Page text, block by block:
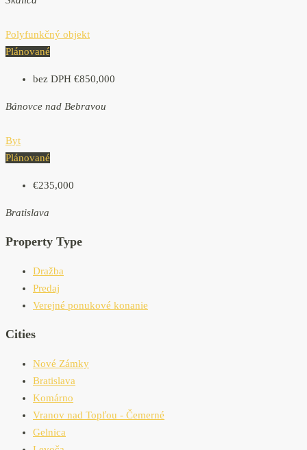
Polyfunkčný objekt
Plánované
bez DPH €850,000
Bánovce nad Bebravou
Byt
Plánované
€235,000
Bratislava
Property Type
Dražba
Predaj
Verejné ponukové konanie
Cities
Nové Zámky
Bratislava
Komárno
Vranov nad Topľou - Čemerné
Gelnica